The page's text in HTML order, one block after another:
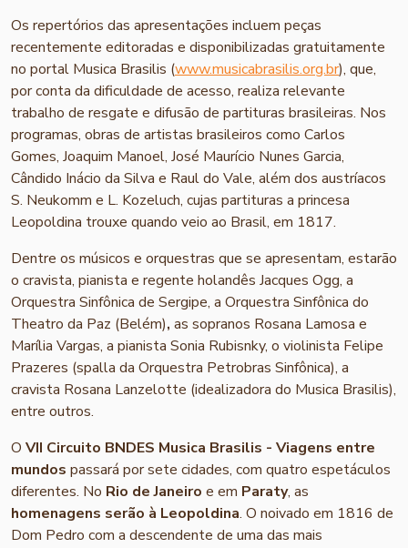
Os repertórios das apresentações incluem peças
recentemente editoradas e disponibilizadas gratuitamente
no portal Musica Brasilis (www.musicabrasilis.org.br), que,
por conta da dificuldade de acesso, realiza relevante
trabalho de resgate e difusão de partituras brasileiras. Nos
programas, obras de artistas brasileiros como Carlos
Gomes, Joaquim Manoel, José Maurício Nunes Garcia,
Cândido Inácio da Silva e Raul do Vale, além dos austríacos
S. Neukomm e L. Kozeluch, cujas partituras a princesa
Leopoldina trouxe quando veio ao Brasil, em 1817.
Dentre os músicos e orquestras que se apresentam, estarão
o cravista, pianista e regente holandês Jacques Ogg, a
Orquestra Sinfônica de Sergipe, a Orquestra Sinfônica do
Theatro da Paz (Belém), as sopranos Rosana Lamosa e
Marília Vargas, a pianista Sonia Rubisnky, o violinista Felipe
Prazeres (spalla da Orquestra Petrobras Sinfônica), a
cravista Rosana Lanzelotte (idealizadora do Musica Brasilis),
entre outros.
O VII Circuito BNDES Musica Brasilis - Viagens entre
mundos passará por sete cidades, com quatro espetáculos
diferentes. No Rio de Janeiro e em Paraty, as
homenagens serão à Leopoldina. O noivado em 1816 de
Dom Pedro com a descendente de uma das mais